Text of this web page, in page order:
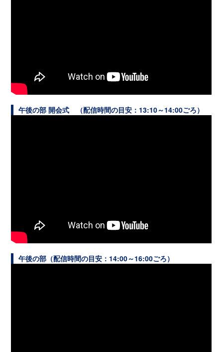
午後の部 開会式 （配信時間の目安： 13:10～14:00ごろ）
午後の部（配信時間の目安： 14:00～16:00ごろ）